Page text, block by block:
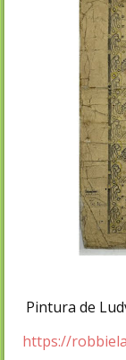
Pintura de
https://